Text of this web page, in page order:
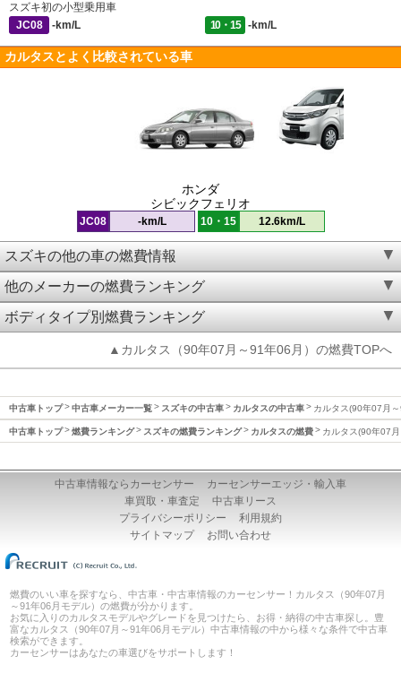
スズキ初の小型乗用車
JC08
-km/L 10・15 -km/L
カルタスとよく比較されている車
ホンダ
シビックフェリオ
JC08 -km/L 10・15 12.6km/L
スズキの他の車の燃費情報
他のメーカーの燃費ランキング
ボディタイプ別燃費ランキング
▲カルタス（90年07月～91年06月）の燃費TOPへ
中古車トップ 中古車メーカー一覧 スズキの中古車 カルタスの中古車 カルタス(90年07月
中古車トップ 燃費ランキング スズキの燃費ランキング カルタスの燃費 カルタス(90年07
中古車情報ならカーセンサー
カーセンサーエッジ・輸入車
車買取・車査定
中古車リース
プライバシーポリシー
利用規約
サイトマップ
お問い合わせ
燃費のいい車を探すなら、中古車・中古車情報のカーセンサー！カルタス（90年07月
～91年06月モデル）の燃費が分かります。
お気に入りのカルタスモデルやグレードを見つけたら、お得・納得の中古車探し。豊
富なカルタス（90年07月～91年06月モデル）中古車情報の中から様々な条件で中古車
検索ができます。
カーセンサーはあなたの車選びをサポートします！